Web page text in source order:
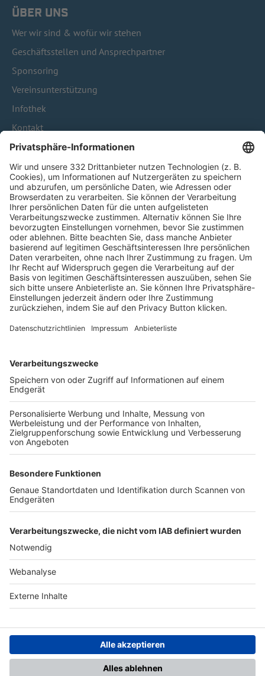
ÜBER UNS
Wer wir sind & wofür wir stehen
Geschäftsstellen und Ansprechpartner
Sponsoring
Vereinsunterstützung
Infothek
Kontakt
HÄUFIG BESUCHTE SEITEN
Pässe und Vereinswechsel
Trainerausbildung
Schulungsangebot Vereinsmitarbeiter
BFV-Geschäftsstellen
Trainerbörse
Login SpielPlus
FOLGE DEM BFV
TOP-VEREINE
TOP-PARTNER
Nutzungsbedingungen Datenschutz Impressum